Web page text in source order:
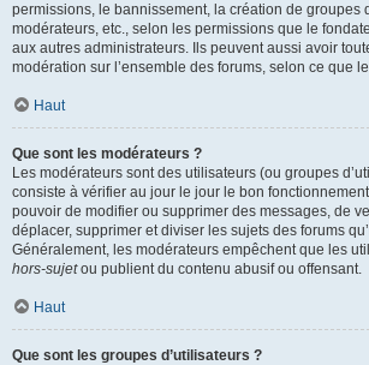
permissions, le bannissement, la création de groupes
modérateurs, etc., selon les permissions que le
aux autres administrateurs. Ils peuvent aussi avoir
modération sur l’ensemble des forums, selon ce que
Haut
Que sont les modérateurs ?
Les modérateurs sont des utilisateurs (ou groupes
consiste à vérifier au jour le jour le bon
pouvoir de modifier ou supprimer des messages, de
déplacer, supprimer et diviser les sujets des forums
Généralement, les modérateurs empêchent que les
hors-sujetou publient du contenu abusif ou offensant.
Haut
Que sont les groupes d’utilisateurs ?